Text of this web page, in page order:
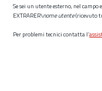
Se sei un utente esterno, nel campo
EXTRARER\nome utente(ricevuto
Per problemi tecnici contatta l’